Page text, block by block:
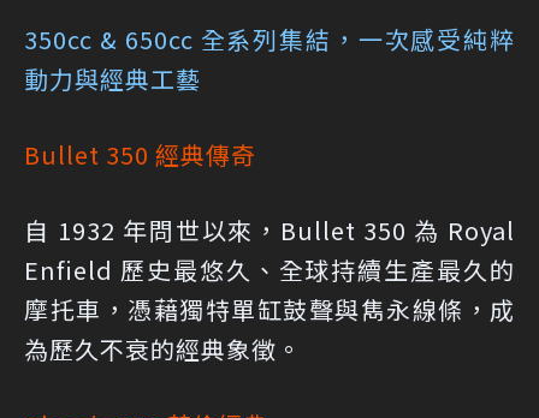
350cc & 650cc 全系列集結，一次感受純粹
動力與經典工藝
Bullet 350 經典傳奇
自 1932 年問世以來，Bullet 350 為 Royal
Enfield 歷史最悠久、全球持續生產最久的
摩托車，憑藉獨特單缸鼓聲與雋永線條，成
為歷久不衰的經典象徵。